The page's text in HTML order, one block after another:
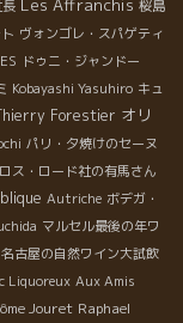
Les Affranchis 桜島
ヴォンゴレ・スパゲティ
ドゥニ・ジャンドー
Kobayashi Yasuhiro キュ
Forestier オリ
パリ・夕焼けのセーヌ
ス・ロード社の有馬さん
Autriche ボデガ・
マルセル最後の年ワ
古屋の自然ワイン大試飲
Liquoreux Aux Amis
Jouret Raphael